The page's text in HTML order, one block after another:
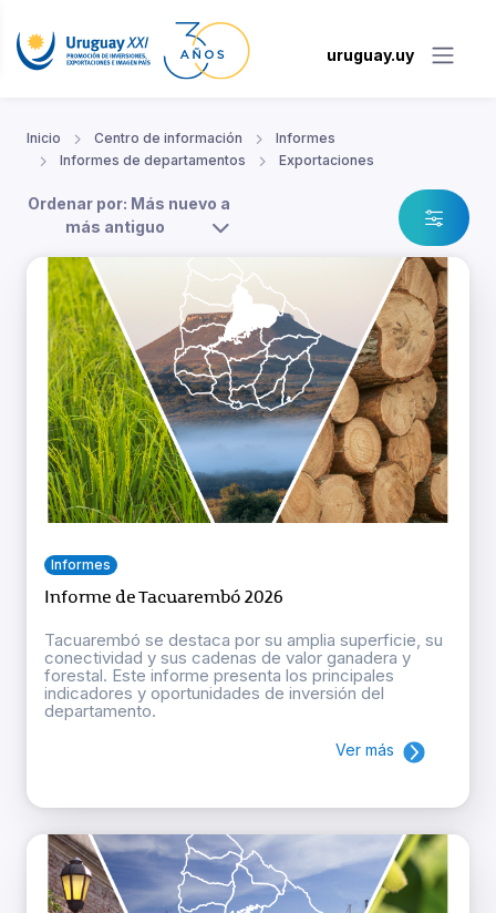
uruguay.uy
Inicio Centro de información
Informes
Informes de departamentos
Exportaciones
Ordenar por: Más nuevo a
más antiguo
Informes
Informe de Tacuarembó 2026
Tacuarembó se destaca por su amplia superficie, su
conectividad y sus cadenas de valor ganadera y
forestal. Este informe presenta los principales
indicadores y oportunidades de inversión del
departamento.
Ver más